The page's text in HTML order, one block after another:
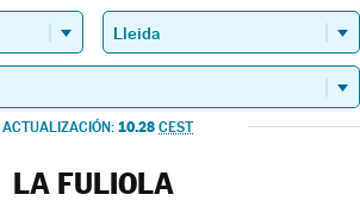
10.28 CEST
LA FULIOLA